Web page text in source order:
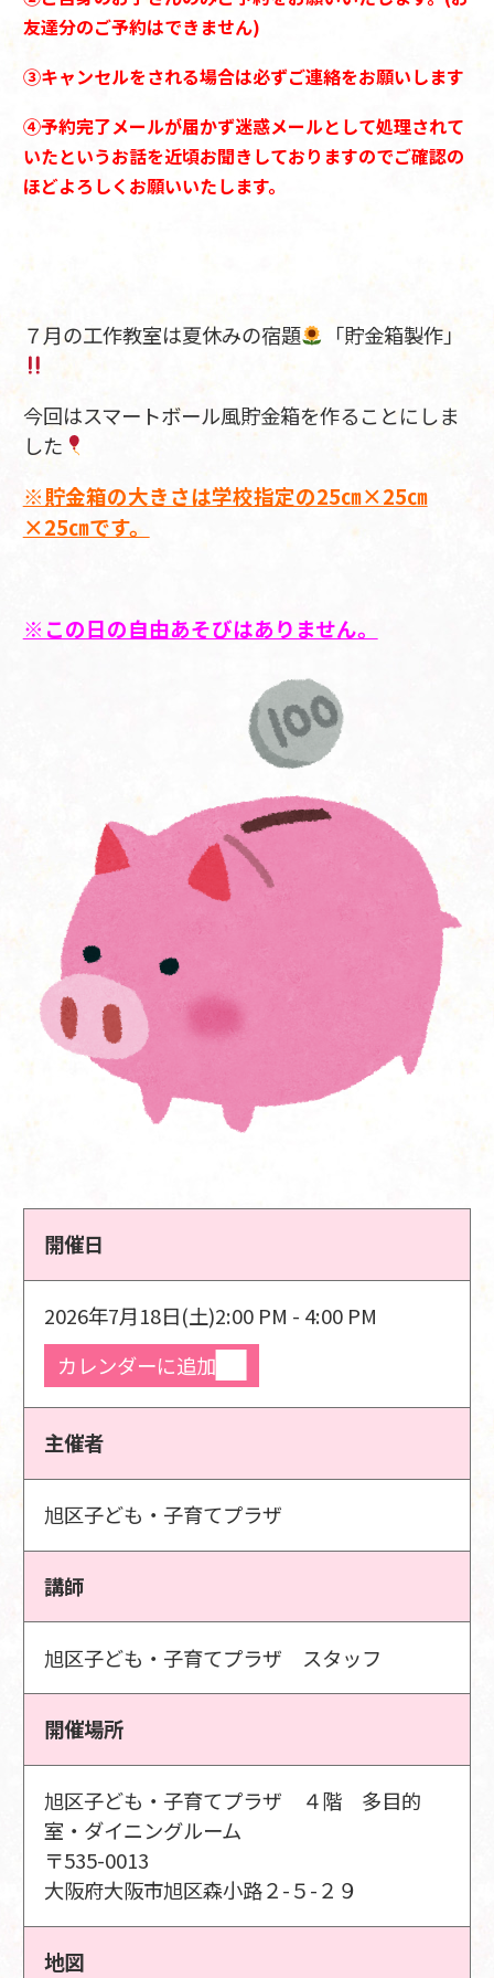
友達分のご予約はできません)
③キャンセルをされる場合は必ずご連絡をお願いします
④予約完了メールが届かず迷惑メールとして処理されて
いたというお話を近頃お聞きしておりますのでご確認の
ほどよろしくお願いいたします。
７月の工作教室は夏休みの宿題 「貯金箱製作」
今回はスマートボール風貯金箱を作ることにしま
した
※貯金箱の大きさは学校指定の25㎝×25㎝
×25㎝です。
※この日の自由あそびはありません。
開催日
2026年7月18日(土)2:00 PM - 4:00 PM
カレンダーに追加
主催者
旭区子ども・子育てプラザ
講師
旭区子ども・子育てプラザ スタッフ
開催場所
旭区子ども・子育てプラザ ４階 多目的
室・ダイニングルーム
〒535-0013
大阪府大阪市旭区森小路２-５-２９
地図